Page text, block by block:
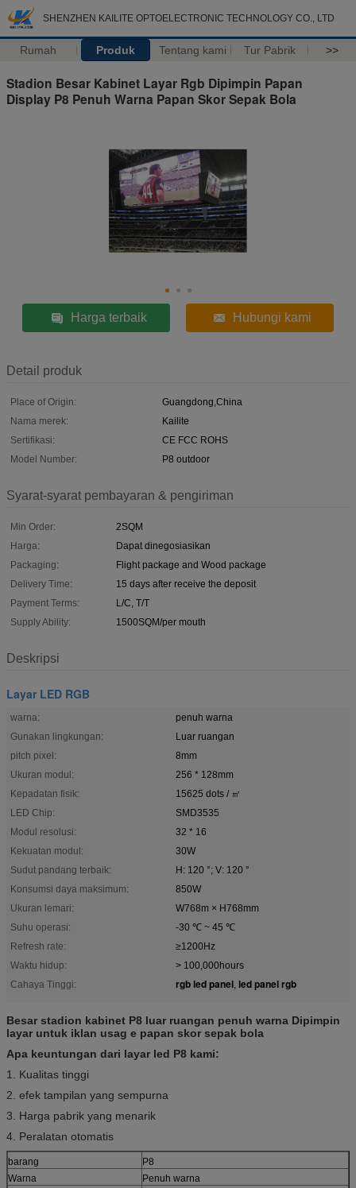
SHENZHEN KAILITE OPTOELECTRONIC TECHNOLOGY CO., LTD
Rumah Produk Tentang kami Tur Pabrik >>
Stadion Besar Kabinet Layar Rgb Dipimpin Papan
Display P8 Penuh Warna Papan Skor Sepak Bola
Harga terbaik Hubungi kami
Detail produk
Place of Origin:
Guangdong,China
Nama merek:
Kailite
Sertifikasi:
CE FCC ROHS
Model Number:
P8 outdoor
Syarat-syarat pembayaran & pengiriman
Min Order:
2SQM
Harga:
Dapat dinegosiasikan
Packaging:
Flight package and Wood package
Delivery Time:
15 days after receive the deposit
Payment Terms:
L/C, T/T
Supply Ability:
1500SQM/per mouth
Deskripsi
Layar LED RGB
warna:
penuh warna
Gunakan lingkungan:
Luar ruangan
pitch pixel:
8mm
Ukuran modul:
256 * 128mm
Kepadatan fisik:
15625 dots / ㎡
LED Chip:
SMD3535
Modul resolusi:
32 * 16
Kekuatan modul:
30W
Sudut pandang terbaik:
H: 120 °; V: 120 °
Konsumsi daya maksimum:
850W
Ukuran lemari:
W768m × H768mm
Suhu operasi:
-30 ℃ ~ 45 ℃
Refresh rate:
≥1200Hz
Waktu hidup:
> 100,000hours
Cahaya Tinggi:
rgb led panel, led panel rgb
Besar stadion kabinet P8 luar ruangan penuh warna Dipimpin
layar untuk iklan usag e papan skor sepak bola
Apa keuntungan dari layar led P8 kami:
1. Kualitas tinggi
2. efek tampilan yang sempurna
3. Harga pabrik yang menarik
4. Peralatan otomatis
barang
P8
Warna
Penuh warna